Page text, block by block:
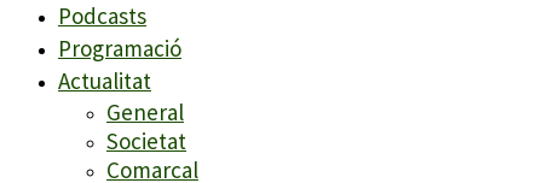
Podcasts
Programació
Actualitat
General
Societat
Comarcal